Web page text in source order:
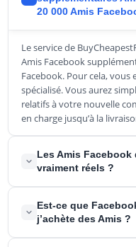
20 000 Amis
Le service de
Amis Facebook
Facebook. Pour cela,
spécialisé. Vous aurez
relatifs à votre nouvelle
en charge jusqu’à la
Les Amis
vraiment réels ?
Oui. N’ayez aucune
d’utilisateurs Facebook
Est-ce que
j’achète des Amis ?